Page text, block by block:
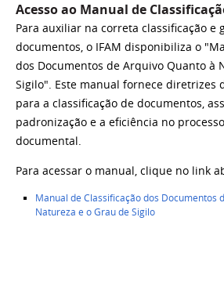
Acesso ao Manual de
Para auxiliar na correta classificação e
documentos, o IFAM disponibiliza o
dos Documentos de Arquivo Quanto à
Sigilo". Este manual fornece diretrizes
para a classificação de documentos,
padronização e a eficiência no
documental.
Para acessar o manual, clique no link
Manual de Classificação dos Documentos
Natureza e o Grau de Sigilo